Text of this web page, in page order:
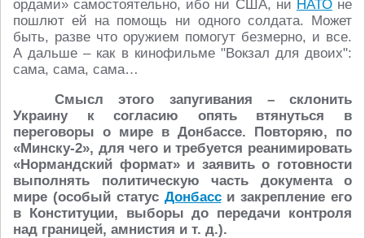
ордами» самостоятельно, ибо ни США, ни НАТОне
пошлют ей на помощь ни одного солдата. Может
быть, разве что оружием помогут безмерно, и все.
А дальше – как в кинофильме "Вокзал для двоих":
сама, сама, сама…
Смысл этого запугивания – склонить
Украину к согласию опять втянуться в
переговоры о мире в Донбассе. Повторяю, по
«Минску-2», для чего и требуется реанимировать
«Нормандский формат» и заявить о готовности
выполнять политическую часть документа о
мире (особый статус Донбасси закрепление его
в Конституции, выборы до передачи контроля
над границей, амнистия и т. д.).